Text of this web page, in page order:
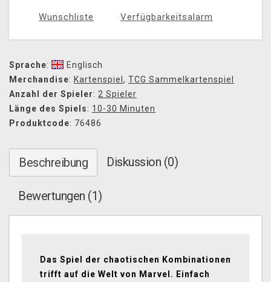
Wunschliste Verfügbarkeitsalarm
Sprache:
Englisch
Merchandise: Kartenspiel , TCG Sammelkartenspiel
Anzahl der Spieler: 2 Spieler
Länge des Spiels: 10-30 Minuten
Produktcode: 76486
Beschreibung Diskussion (0)
Bewertungen (1)
Das Spiel der chaotischen Kombinationen
trifft auf die Welt von Marvel. Einfach